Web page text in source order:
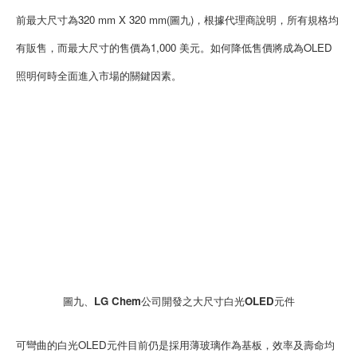
前最大尺寸為320 mm X 320 mm(圖九)，根據代理商說明，所有規格均
有販售，而最大尺寸的售價為1,000 美元。如何降低售價將成為OLED
照明何時全面進入市場的關鍵因素。
圖九、LG Chem公司開發之大尺寸白光OLED元件
可彎曲的白光OLED元件目前仍是採用薄玻璃作為基板，效率及壽命均